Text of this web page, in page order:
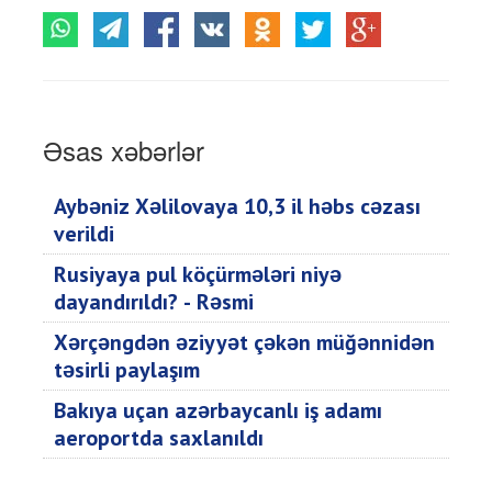
Əsas xəbərlər
Aybəniz Xəlilovaya 10,3 il həbs cəzası
verildi
Rusiyaya pul köçürmələri niyə
dayandırıldı? - Rəsmi
Xərçəngdən əziyyət çəkən müğənnidən
təsirli paylaşım
Bakıya uçan azərbaycanlı iş adamı
aeroportda saxlanıldı